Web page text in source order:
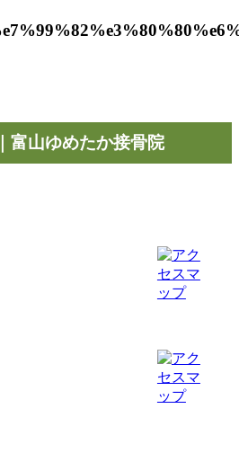
富山ゆめたか接骨院